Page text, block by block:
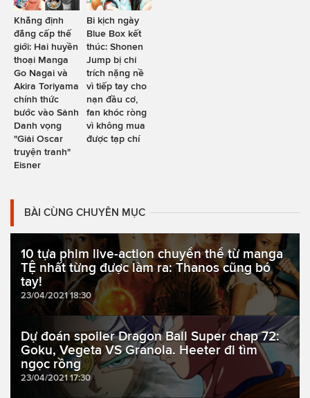
Khẳng định
đẳng cấp thế
giới: Hai huyền
thoại Manga
Go Nagai và
Akira Toriyama
chính thức
bước vào Sảnh
Danh vọng
"Giải Oscar
truyện tranh"
Eisner
Bi kịch ngày
Blue Box kết
thúc: Shonen
Jump bị chỉ
trích nặng nề
vì tiếp tay cho
nạn đầu cơ,
fan khóc ròng
vì không mua
được tạp chí
BÀI CÙNG CHUYÊN MỤC
10 tựa phim live-action chuyển thể từ manga
TỆ nhất từng được làm ra: Thanos cũng bó
tay!
23/04/2021 18:30
Dự đoán spoiler Dragon Ball Super chap 72:
Goku, Vegeta VS Granola. Heeter đi tìm
ngọc rồng
23/04/2021 17:30